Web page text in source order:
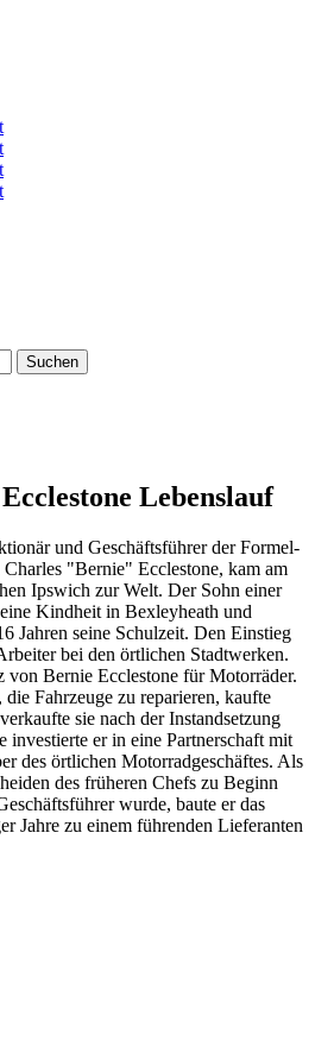
Lebenslauf
und Geschäftsführer der Formel-
"Bernie" Ecclestone, kam am
Ipswich zur Welt. Der Sohn einer
Kindheit in Bexleyheath und
Jahren seine Schulzeit. Den Einstieg
bei den örtlichen Stadtwerken.
von Bernie Ecclestone für Motorräder.
die Fahrzeuge zu reparieren, kaufte
sie nach der Instandsetzung
investierte er in eine Partnerschaft mit
des örtlichen Motorradgeschäftes. Als
des früheren Chefs zu Beginn
wurde, baute er das
Jahre zu einem führenden Lieferanten